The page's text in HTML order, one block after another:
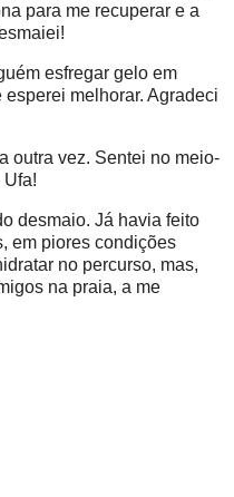
para me recuperar e a
esfregar gelo em
melhorar. Agradeci
outra vez. Sentei no meio-
Ufa!
desmaio. Já havia feito
em piores condições
no percurso, mas,
na praia, a me